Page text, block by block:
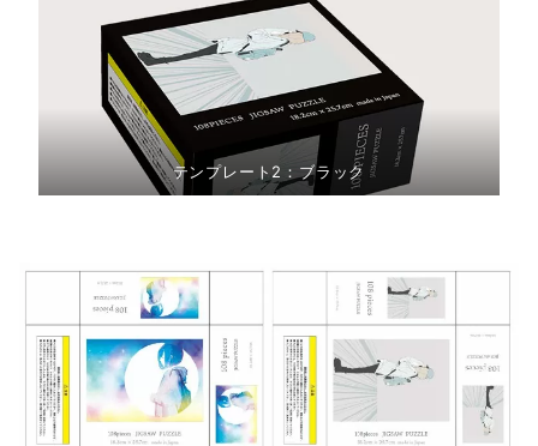
テンプレート2：ブラック